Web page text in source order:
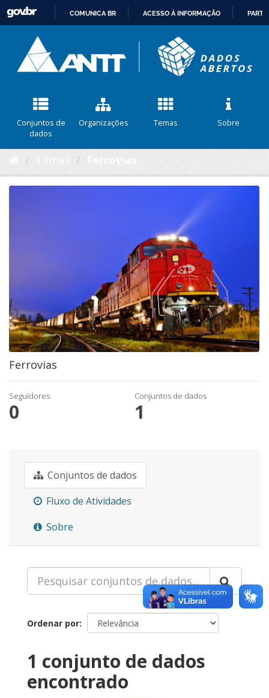
CONTEÚDO
COMUNICA BR ACESSO À INFORMAÇÃO
Conjuntos de
dados
Organizações Temas Sobre
Ferrovias
Seguidores
0
Conjuntos de dados
1
Conjuntos de dados
Fluxo de Atividades
Sobre
Ordenar por
1 conjunto de dados
encontrado